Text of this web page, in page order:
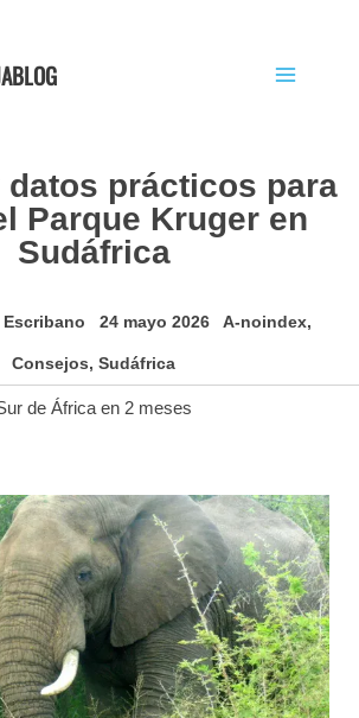
datos prácticos para
Parque Kruger en
Sudáfrica
Escribano 24 mayo 2026 A-noindex,
Consejos, Sudáfrica
de África en 2 meses